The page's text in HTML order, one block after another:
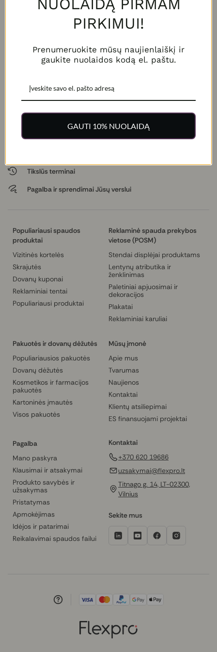
Gaukite išskirtinius pasiūlymus e. paštu
būkite pirmas, sužinojęs apie išskirtinius pasiūlymus!
Prenumeruodami sutinkate su mūsų
Tikslūs terminai
Pagalba ir sprendimai Jūsų verslui
Populiariausi spaudos
produktai
Vizitinės kortelės
Skrajutės
Dovanų kuponai
Reklaminiai tentai
Populiariausi produktai
Reklaminė spauda prekybos
vietose (POSM)
Stendai displėjai produktams
Lentynų atributika ir
ženklinimas
Paletiniai apjuosimai ir
dekoracijos
Plakatai
Reklaminiai karuliai
Pakuotės ir dovanų dėžutės
Populiariausios pakuotės
Dovanų dėžutės
Kosmetikos ir farmacijos
pakuotės
Kartoninės įmautės
Visos pakuotės
Mūsų įmonė
Apie mus
Tvarumas
Naujienos
Kontaktai
Klientų atsiliepimai
ES finansuojami projektai
Pagalba
Mano paskyra
Klausimai ir atsakymai
Produkto savybės ir
užsakymas
Pristatymas
Apmokėjimas
Idėjos ir patarimai
Reikalavimai spaudos failui
Kontaktai
+370 620 19686
uzsakymai@flexpro.lt
Titnago g. 14, LT-02300,
Vilnius
Sekite mus
PIRKIMUI!
Prenumeruokite mūsų naujienlaiškį ir
gaukite nuolaidos kodą el. paštu.
GAUTI 10% NUOLAIDĄ